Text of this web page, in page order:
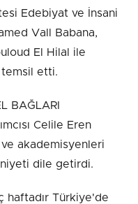
Edebiyat ve İnsani
Vall Babana,
El Hilal ile
etti.
BAĞLARI
Celile Eren
akademisyenleri
dile getirdi.
haftadır Türkiye'de